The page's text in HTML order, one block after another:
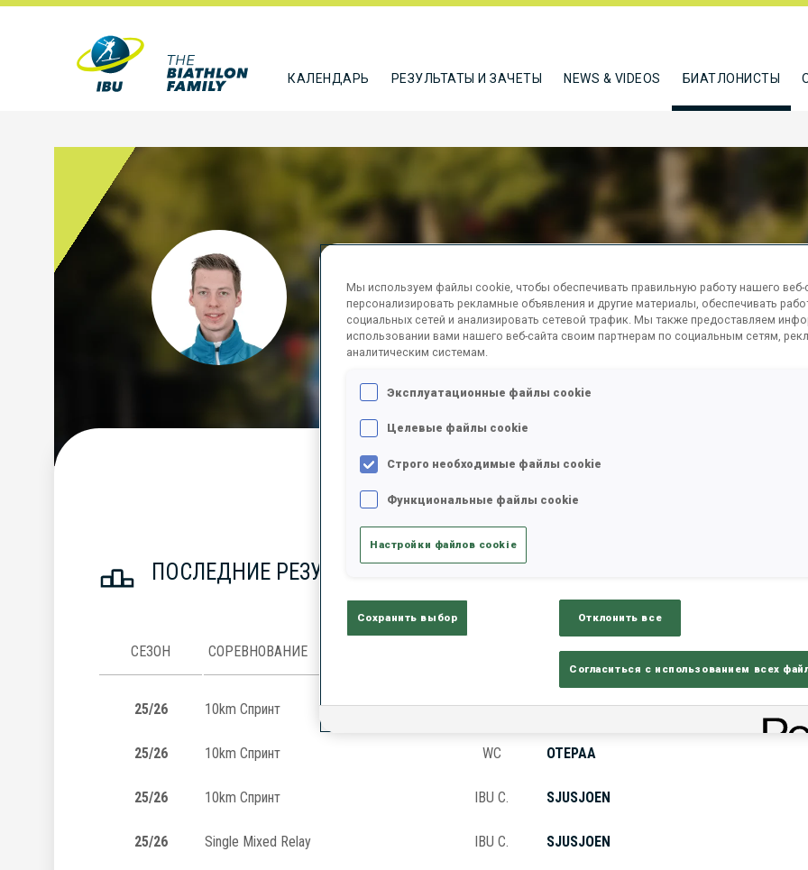
КАЛЕНДАРЬ РЕЗУЛЬТАТЫ И ЗАЧЕТЫ NEWS & VIDEOS БИАТЛОНИСТЫ
AUS
ПОДПИСАТЬСЯ
ПОСЛЕДНИЕ РЕЗУЛЬТАТЫ
СЕЗОН СОРЕВНОВАНИЕ МЕСТО ПРОВЕДЕНИЯ
25/26 10km Спринт WC OSLO
25/26 10km Спринт WC OTEPAA
25/26 10km Спринт IBU C. SJUSJOEN
25/26 Single Mixed Relay IBU C. SJUSJOEN
Мы используем файлы cookie, чтобы обеспечивать правильную работу нашего веб-
персонализировать рекламные объявления и другие материалы, обеспечивать
социальных сетей и анализировать сетевой трафик. Мы также предоставляем
использовании вами нашего веб-сайта своим партнерам по социальным сетям,
аналитическим системам.
Эксплуатационные файлы cookie
Целевые файлы cookie
Строго необходимые файлы cookie
Функциональные файлы cookie
Настройки файлов cookie
Сохранить выбор Отклонить все
Согласиться с использованием всех